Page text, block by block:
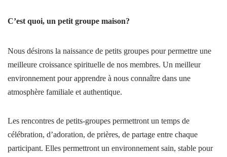
C’est quoi, un petit groupe maison?
Nous désirons la naissance de petits groupes pour permettre une
meilleure croissance spirituelle de nos membres. Un meilleur
environnement pour apprendre à nous connaître dans une
atmosphère familiale et authentique.
Les rencontres de petits-groupes permettront un temps de
célébration, d’adoration, de prières, de partage entre chaque
participant. Elles permettront un environnement sain, stable pour